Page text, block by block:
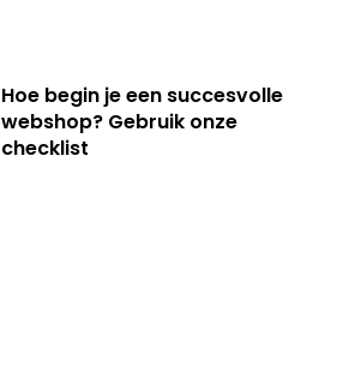
Hoe begin je een succesvolle
webshop? Gebruik onze
checklist